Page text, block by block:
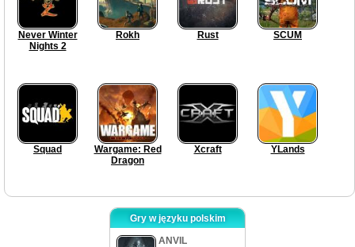
Never Winter
Nights 2
Rokh Rust SCUM
Squad
Wargame: Red
Dragon
Xcraft YLands
Gry w języku polskim
ANVIL